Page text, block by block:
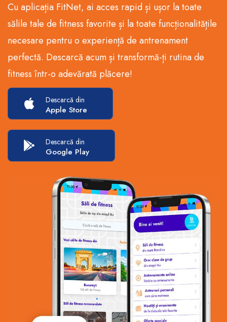
Cu aplicația FitNet, ai acces rapid și ușor la toate
sălile tale de fitness favorite și la toate funcționalitățile
necesare pentru o experiență de antrenament
perfectă. Descarcă acum și transformă-ți rutina de
fitness într-o adevărată plăcere!
Descarcă din
Apple Store
Descarcă din
Google Play